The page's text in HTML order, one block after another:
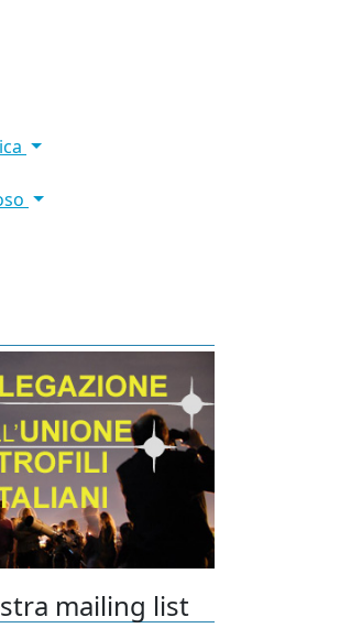
mailing list